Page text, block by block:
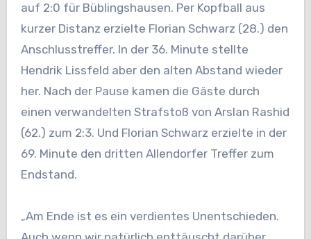
auf 2:0 für Büblingshausen. Per Kopfball aus
kurzer Distanz erzielte Florian Schwarz (28.) den
Anschlusstreffer. In der 36. Minute stellte
Hendrik Lissfeld aber den alten Abstand wieder
her. Nach der Pause kamen die Gäste durch
einen verwandelten Strafstoß von Arslan Rashid
(62.) zum 2:3. Und Florian Schwarz erzielte in der
69. Minute den dritten Allendorfer Treffer zum
Endstand.
„Am Ende ist es ein verdientes Unentschieden.